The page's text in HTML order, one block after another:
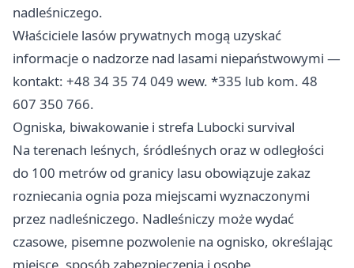
nadleśniczego.
Właściciele lasów prywatnych mogą uzyskać
informacje o nadzorze nad lasami niepaństwowymi —
kontakt: +48 34 35 74 049 wew. *335 lub kom. 48
607 350 766.
Ogniska, biwakowanie i strefa Lubocki survival
Na terenach leśnych, śródleśnych oraz w odległości
do 100 metrów od granicy lasu obowiązuje zakaz
rozniecania ognia poza miejscami wyznaczonymi
przez nadleśniczego. Nadleśniczy może wydać
czasowe, pisemne pozwolenie na ognisko, określając